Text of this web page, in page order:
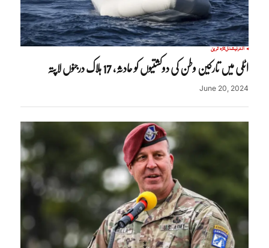
انٹرنیشنلتازہ ترین
اٹلی میں تارکین وطن کی دوکشتیوں کو حادثہ، 17 ہلاک درجنوں لاپتہ
June 20, 2024